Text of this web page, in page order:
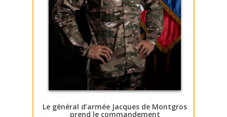
Le général d’armée Jacques de Montgros
prend le commandement